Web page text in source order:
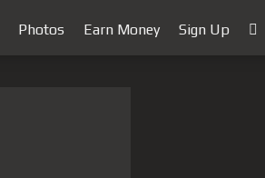
Photos Earn Money Sign Up